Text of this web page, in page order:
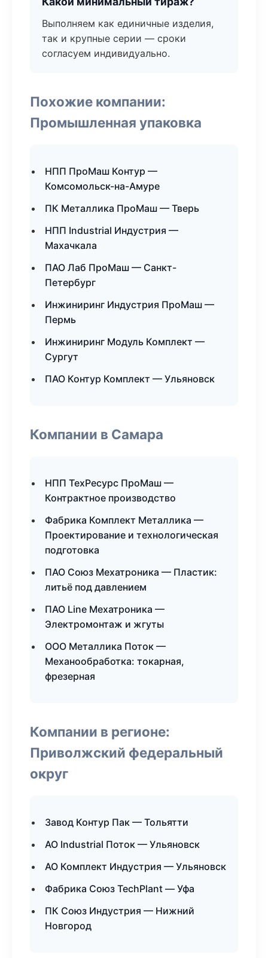
Выполняем как единичные изделия,
так и крупные серии — сроки
согласуем индивидуально.
Похожие компании:
Промышленная упаковка
НПП ПроМаш Контур —
Комсомольск-на-Амуре
ПК Металлика ПроМаш — Тверь
НПП Industrial Индустрия —
Махачкала
ПАО Лаб ПроМаш — Санкт-
Петербург
Инжиниринг Индустрия ПроМаш —
Пермь
Инжиниринг Модуль Комплект —
Сургут
ПАО Контур Комплект — Ульяновск
Компании в Самара
НПП ТехРесурс ПроМаш —
Контрактное производство
Фабрика Комплект Металлика —
Проектирование и технологическая
подготовка
ПАО Союз Мехатроника — Пластик:
литьё под давлением
ПАО Line Мехатроника —
Электромонтаж и жгуты
ООО Металлика Поток —
Механообработка: токарная,
фрезерная
Компании в регионе:
Приволжский федеральный
округ
Завод Контур Пак — Тольятти
АО Industrial Поток — Ульяновск
АО Комплект Индустрия — Ульяновск
Фабрика Союз TechPlant — Уфа
ПК Союз Индустрия — Нижний
Новгород